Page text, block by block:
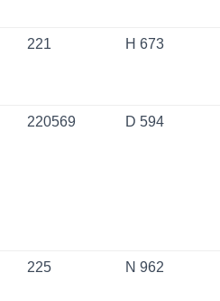
221 H 673
220569 D 594
225 N 962